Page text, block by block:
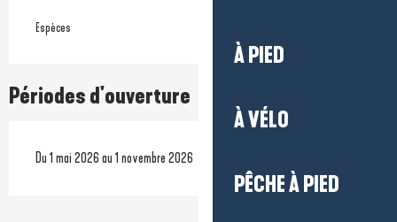
À PIED
À VÉLO
PÊCHE À PIED
Espèces
Périodes d'ouverture
Du 1 mai 2026 au 1 novembre 2026